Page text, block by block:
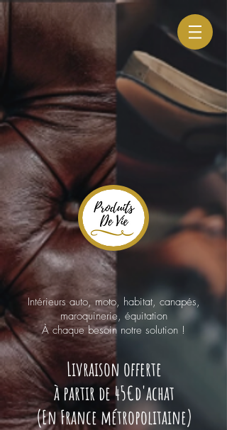
Intérieurs auto, moto, habitat, canapés,
maroquinerie, équitation
À chaque besoin notre solution !
Livraison offerte
à partir de 45€d'achat
(En France métropolitaine)